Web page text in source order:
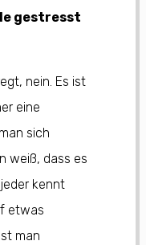
gestresst
nein. Es ist
eine
sich
weiß, dass es
kennt
etwas
man